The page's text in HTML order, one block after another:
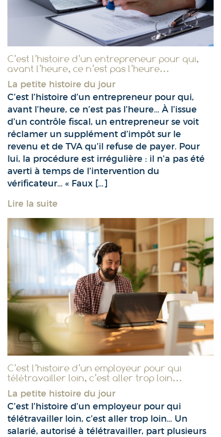
C’est l’histoire d’un entrepreneur pour qui,
avant l’heure, ce n’est pas l’heure…
La petite histoire du jour
C’est l’histoire d’un entrepreneur pour qui,
avant l’heure, ce n’est pas l’heure… À l’issue
d’un contrôle fiscal, un entrepreneur se voit
réclamer un supplément d’impôt sur le
revenu et de TVA qu’il refuse de payer. Pour
lui, la procédure est irrégulière : il n’a pas été
averti à temps de l’intervention du
vérificateur… « Faux […]
Lire la suite
C’est l’histoire d’un employeur pour qui
télétravailler loin, c’est aller trop loin…
La petite histoire du jour
C’est l’histoire d’un employeur pour qui
télétravailler loin, c’est aller trop loin… Un
salarié, autorisé à télétravailler, part plusieurs